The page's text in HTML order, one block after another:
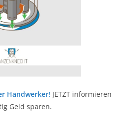
Handwerker! JETZT informieren
Geld sparen.